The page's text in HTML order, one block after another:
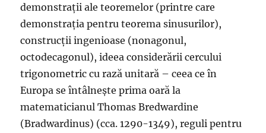
demonstrații ale teoremelor (printre care
demonstrația pentru teorema sinusurilor),
construcții ingenioase (nonagonul,
octodecagonul), ideea considerării cercului
trigonometric cu rază unitară – ceea ce în
Europa se întâlnește prima oară la
matematicianul Thomas Bredwardine
(Bradwardinus) (cca. 1290-1349), reguli pentru